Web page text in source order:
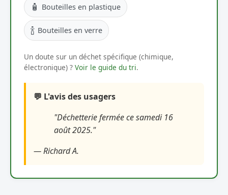
🧴 Bouteilles en plastique
🍾 Bouteilles en verre
Un doute sur un déchet spécifique (chimique,
électronique) ? Voir le guide du tri.
💬 L'avis des usagers
"Déchetterie fermée ce samedi 16
août 2025."
— Richard A.